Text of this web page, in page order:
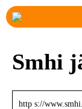
Smhi
http s://